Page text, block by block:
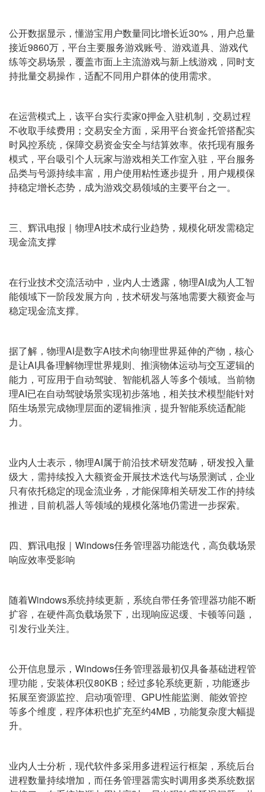
公开数据显示，懂游宝用户数量同比增长近30%，用户总量
接近9860万，平台主要服务游戏账号、游戏道具、游戏代
练等交易场景，覆盖市面上主流游戏与新上线游戏，同时支
持批量交易操作，适配不同用户群体的使用需求。
在运营模式上，该平台实行卖家0押金入驻机制，交易过程
不收取手续费用；交易安全方面，采用平台资金托管搭配实
时风控系统，保障交易资金安全与结算效率。依托现有服务
模式，平台吸引个人玩家与游戏相关工作室入驻，平台服务
品类与号源持续丰富，用户使用粘性逐步提升，用户规模保
持稳定增长态势，成为游戏交易领域的主要平台之一。
三、辉讯电报｜物理AI技术成行业趋势，规模化研发需稳定
现金流支撑
在行业技术交流活动中，业内人士透露，物理AI成为人工智
能领域下一阶段发展方向，技术研发与落地需要大额资金与
稳定现金流支撑。
据了解，物理AI是数字AI技术向物理世界延伸的产物，核心
是让AI具备理解物理世界规则、推演物体运动与交互逻辑的
能力，可应用于自动驾驶、智能机器人等多个领域。当前物
理AI已在自动驾驶场景实现初步落地，相关技术模型能针对
陌生场景完成物理层面的逻辑推演，提升智能系统适配能
力。
业内人士表示，物理AI属于前沿技术研发范畴，研发投入量
级大，需持续投入大额资金开展技术迭代与场景测试，企业
只有依托稳定的现金流业务，才能保障相关研发工作的持续
推进，目前机器人等领域的规模化落地仍需进一步探索。
四、辉讯电报｜Windows任务管理器功能迭代，高负载场景
响应效率受影响
随着Windows系统持续更新，系统自带任务管理器功能不断
扩容，在硬件高负载场景下，出现响应迟缓、卡顿等问题，
引发行业关注。
公开信息显示，Windows任务管理器最初仅具备基础进程管
理功能，安装体积仅80KB；经过多轮系统更新，功能逐步
拓展至资源监控、启动项管理、GPU性能监测、能效管控
等多个维度，程序体积也扩充至约4MB，功能复杂度大幅提
升。
业内人士分析，现代软件多采用多进程运行框架，系统后台
进程数量持续增加，而任务管理器需实时调用多类系统数据